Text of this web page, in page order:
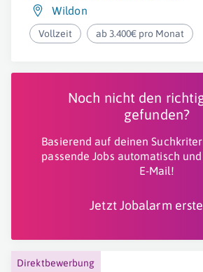
Wildon
Vollzeit ab 3.400€ pro Monat
Noch nicht den
gefunden?
Basierend auf deinen
passende Jobs automatisch
E-Mail!
Jetzt Jobalarm
Direktbewerbung